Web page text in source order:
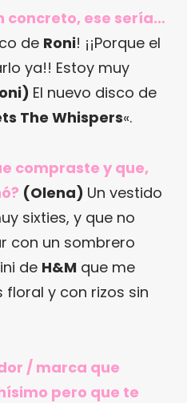
concreto, ese sería…
de Roni! ¡¡Porque el
ya!! Estoy muy
El nuevo disco de
The Whispers«.
compraste y que,
(Olena) Un vestido
sixties, y que no
con un sombrero
de H&M que me
floral y con rizos sin
/ marca que
pero que te